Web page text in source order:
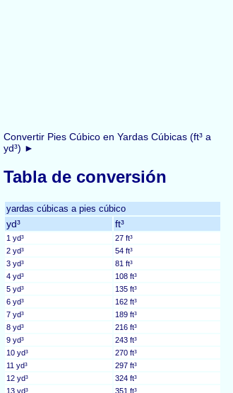
Convertir Pies Cúbico en Yardas Cúbicas (ft³ a
yd³) ►
Tabla de conversión
yardas cúbicas a pies cúbico
yd³ ft³
1 yd³
27 ft³
2 yd³
54 ft³
3 yd³
81 ft³
4 yd³
108 ft³
5 yd³
135 ft³
6 yd³
162 ft³
7 yd³
189 ft³
8 yd³
216 ft³
9 yd³
243 ft³
10 yd³
270 ft³
11 yd³
297 ft³
12 yd³
324 ft³
13 yd³
351 ft³